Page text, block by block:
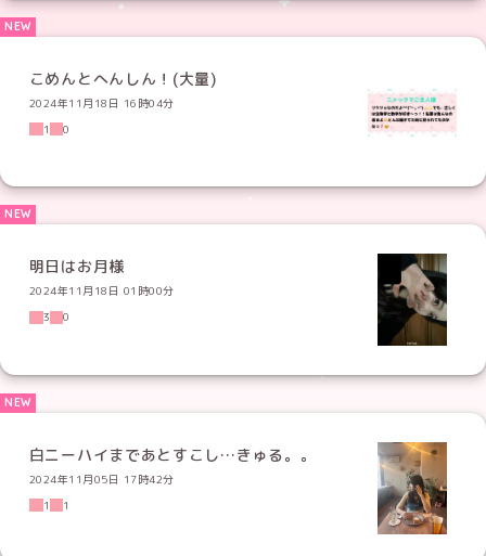
こめんとへんしん！(大量)
2024年11月18日 16時04分
1
0
明日はお月様
2024年11月18日 01時00分
3
0
白ニーハイまであとすこし…きゅる。。
2024年11月05日 17時42分
1
1